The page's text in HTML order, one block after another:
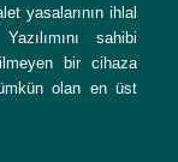
yasalarının ihlal
sahibi
bir cihaza
olan en üst